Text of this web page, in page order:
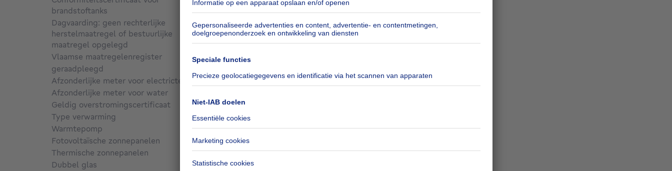
brandstoftanks
Ja, conform
Dagvaarding: geen rechterlijke
herstelmaatregel of bestuurlijke
maatregel opgelegd
Niet gespecificeerd
Vlaamse maatregelenregister
geraadpleegd
Afzonderlijke meter voor electricteit
Ja
Afzonderlijke meter voor water
Geldig overstromingscertificaat
Niet gespecificeerd
Type verwarming
Stookolie
Warmtepomp
Nee
Fotovoltaïsche zonnepanelen
Nee
Thermische zonnepanelen
Nee
Dubbel glas
Ja